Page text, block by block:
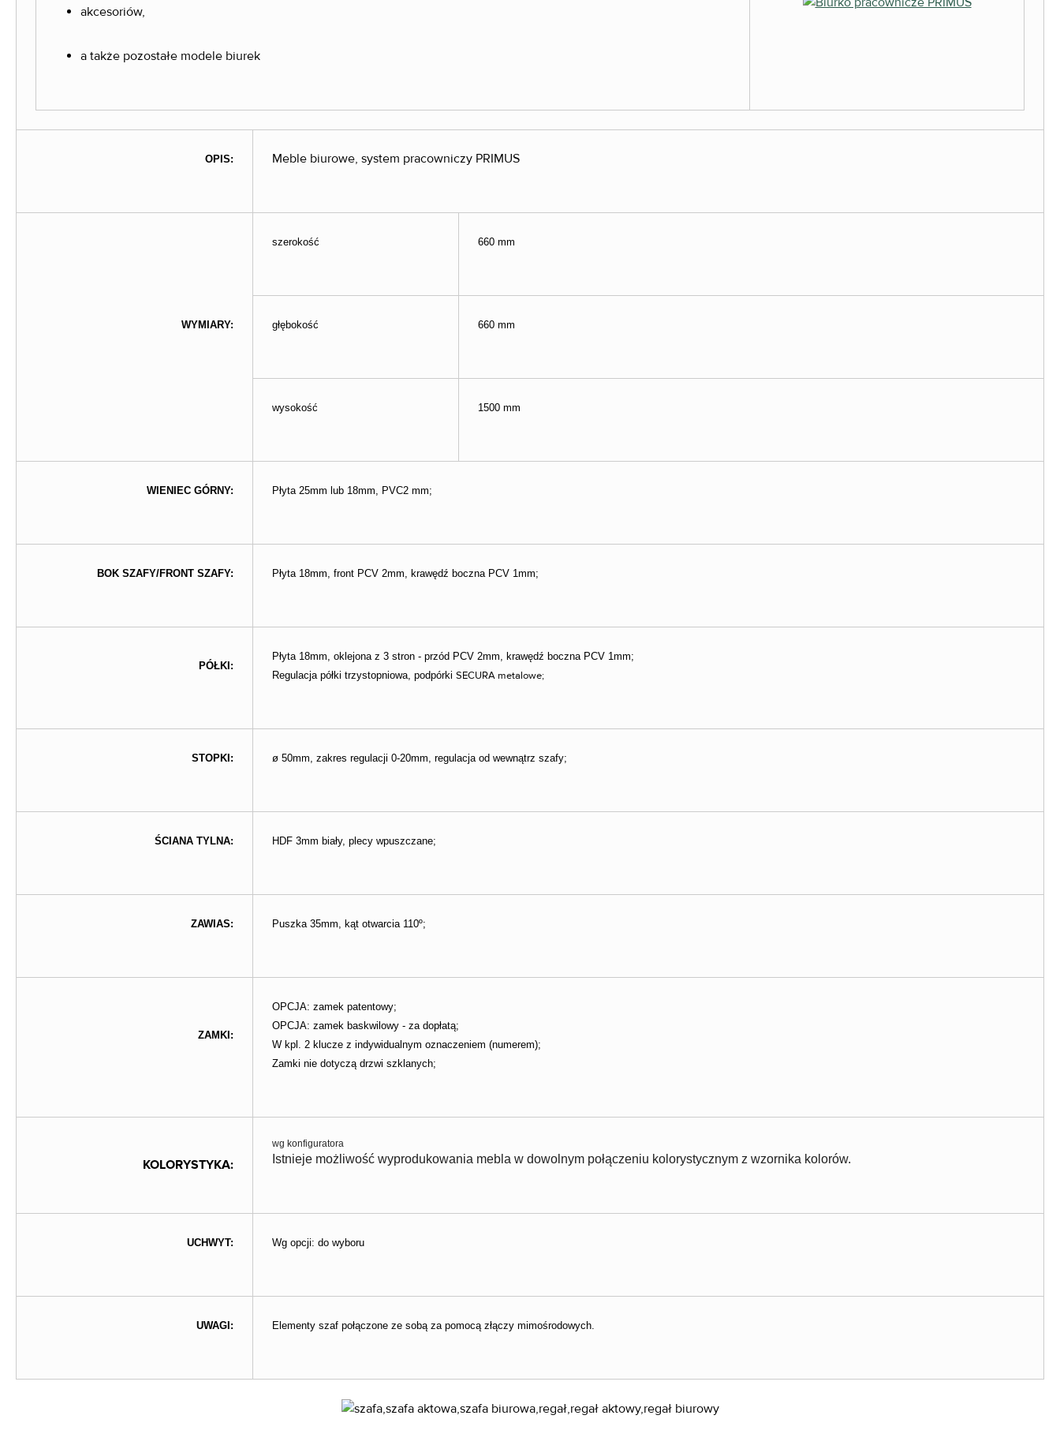
akcesoriów,
a także pozostałe modele biurek
OPIS: Meble biurowe, system pracowniczy PRIMUS
WYMIARY:
szerokość 660 mm
głębokość 660 mm
wysokość 1500 mm
WIENIEC GÓRNY: Płyta 25mm lub 18mm, PVC2 mm;
BOK SZAFY/FRONT SZAFY: Płyta 18mm, front PCV 2mm, krawędź boczna PCV 1mm;
PÓŁKI:
Płyta 18mm, oklejona z 3 stron - przód PCV 2mm, krawędź boczna PCV 1mm;
Regulacja półki trzystopniowa, podpórki SECURA metalowe;
STOPKI: ø 50mm, zakres regulacji 0-20mm, regulacja od wewnątrz szafy;
ŚCIANA TYLNA: HDF 3mm biały, plecy wpuszczane;
ZAWIAS: Puszka 35mm, kąt otwarcia 110º;
ZAMKI:
OPCJA: zamek patentowy;
OPCJA: zamek baskwilowy - za dopłatą;
W kpl. 2 klucze z indywidualnym oznaczeniem (numerem);
Zamki nie dotyczą drzwi szklanych;
KOLORYSTYKA:
wg konfiguratora
Istnieje możliwość wyprodukowania mebla w dowolnym połączeniu kolorystycznym z wzornika kolorów.
UCHWYT: Wg opcji: do wyboru
UWAGI: Elementy szaf połączone ze sobą za pomocą złączy mimośrodowych.